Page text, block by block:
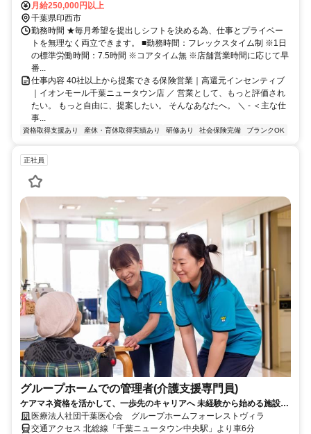
月給250,000円以上
千葉県印西市
勤務時間 ★毎月希望を提出しシフトを決める為、仕事とプライベー
トを無理なく両立できます。 ■勤務時間：フレックスタイム制 ※1日
の標準労働時間：7.5時間 ※コアタイム無 ※店舗営業時間に応じて早
番...
仕事内容 40社以上から提案できる保険営業｜高還元インセンティブ
｜イオンモール千葉ニュータウン店 ／ 営業として、もっと評価され
たい。 もっと自由に、提案したい。 そんなあなたへ。 ＼ - ＜主な仕
事...
資格取得支援あり 産休・育休取得実績あり 研修あり 社会保険完備 ブランクOK
正社員
グループホームでの管理者(介護支援専門員)
ケアマネ資格を活かして、一歩先のキャリアへ 未経験から始める施設管
理者 手厚い手当×充実のサポート
医療法人社団千葉医心会 グループホームフォーレストヴィラ
交通アクセス 北総線「千葉ニュータウン中央駅」より車6分